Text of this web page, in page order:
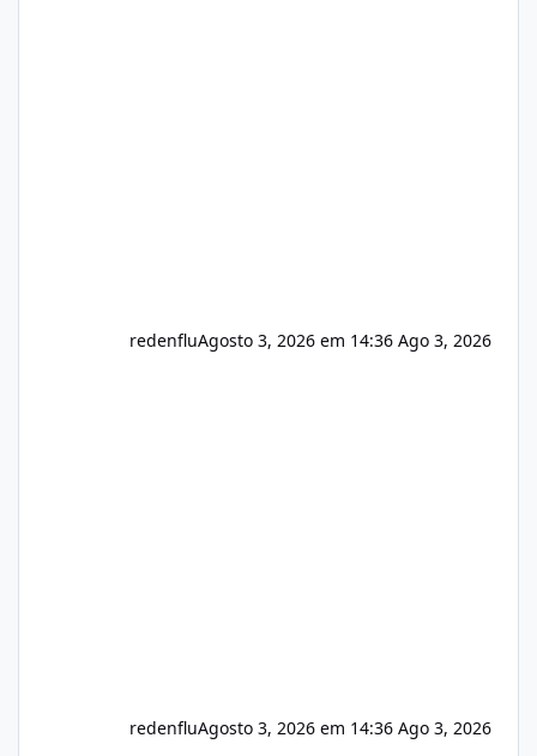
redenfluAgosto 3, 2026 em 14:36 Ago 3, 2026
redenfluAgosto 3, 2026 em 14:36 Ago 3, 2026